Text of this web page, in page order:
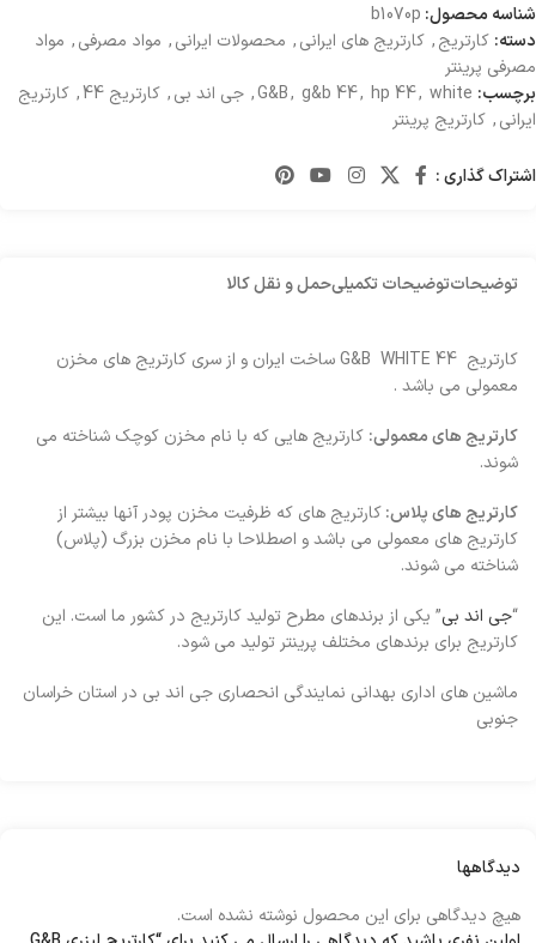
شناسه محصول: b1070p
دسته: کارتریج, کارتریج های ایرانی, محصولات ایرانی, مواد مصرفی, مواد
مصرفی پرینتر
برچسب:
G&B, g&b 44, hp 44, white
, جی اند بی, کارتریج 44 , کارتریج
ایرانی, کارتریج پرینتر
اشتراک گذاری :
توضیحاتتوضیحات تکمیلیحمل و نقل کالا
کارتریج G&B WHITE 44 ساخت ایران و از سری کارتریج های مخزن
معمولی می باشد .
کارتریج های معمولی: کارتریج هایی که با نام مخزن کوچک شناخته می
شوند.
کارتریج های پلاس:کارتریج های که ظرفیت مخزن پودر آنها بیشتر از
کارتریج های معمولی می باشد و اصطلاحا با نام مخزن بزرگ (پلاس)
شناخته می شوند.
“جی اند بی” یکی از برندهای مطرح تولید کارتریج در کشور ما است. این
کارتریج برای برندهای مختلف پرینتر تولید می شود.
ماشین های اداری بهدانی نمایندگی انحصاری جی اند بی در استان خراسان
جنوبی
دیدگاهها
هیچ دیدگاهی برای این محصول نوشته نشده است.